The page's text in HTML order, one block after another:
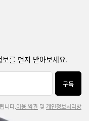
를 먼저 받아보세요.
구독
니다. 이용 약관 및 개인정보처리방